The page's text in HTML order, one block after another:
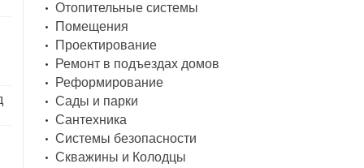
Отопительные системы
Помещения
Проектирование
Ремонт в подъездах домов
Реформирование
Сады и парки
Сантехника
Системы безопасности
Скважины и Колодцы